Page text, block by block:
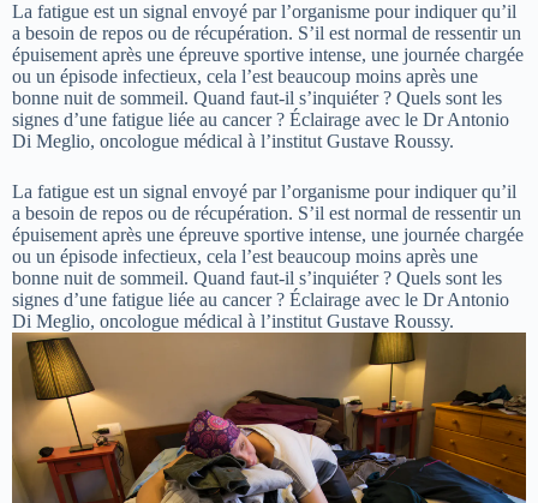
La fatigue est un signal envoyé par l’organisme pour indiquer qu’il
a besoin de repos ou de récupération. S’il est normal de ressentir un
épuisement après une épreuve sportive intense, une journée chargée
ou un épisode infectieux, cela l’est beaucoup moins après une
bonne nuit de sommeil. Quand faut-il s’inquiéter ? Quels sont les
signes d’une fatigue liée au cancer ? Éclairage avec le Dr Antonio
Di Meglio, oncologue médical à l’institut Gustave Roussy.
La fatigue est un signal envoyé par l’organisme pour indiquer qu’il
a besoin de repos ou de récupération. S’il est normal de ressentir un
épuisement après une épreuve sportive intense, une journée chargée
ou un épisode infectieux, cela l’est beaucoup moins après une
bonne nuit de sommeil. Quand faut-il s’inquiéter ? Quels sont les
signes d’une fatigue liée au cancer ? Éclairage avec le Dr Antonio
Di Meglio, oncologue médical à l’institut Gustave Roussy.